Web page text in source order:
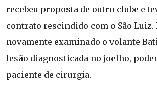
recebeu proposta de outro clube e
contrato rescindido com o São Luiz.
novamente examinado o volante
lesão diagnosticada no joelho,
paciente de cirurgia.